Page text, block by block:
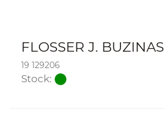
FLOSSER J. BUZINAS
19 129206
Stock: